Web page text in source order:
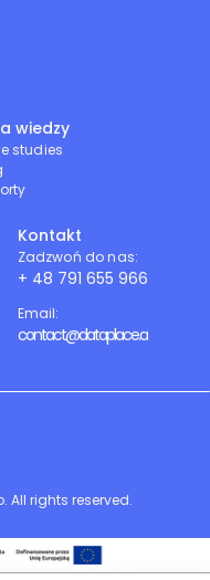
wiedzy
studies
Kontakt
Zadzwoń do nas:
+ 48 791 655 966
Email:
contact@dataplace.ai
All rights reserved.